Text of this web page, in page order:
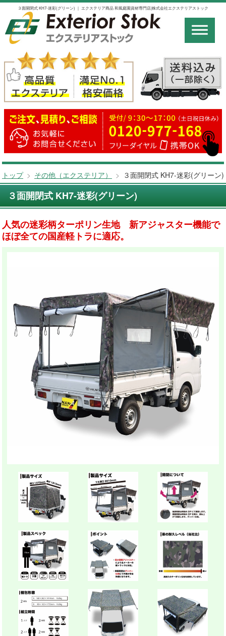
３面開閉式 KH7-迷彩(グリーン) ｜ エクステリア商品 和風庭園資材専門店|株式会社エクステリアストック
トップ > その他（エクステリア） > ３面開閉式 KH7-迷彩(グリーン)
３面開閉式 KH7-迷彩(グリーン)
人気の迷彩柄ターポリン生地 新アジャスター機能で
ほぼ全ての国産軽トラに適応。